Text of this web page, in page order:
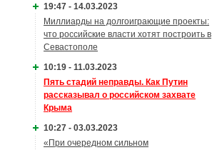
19:47 - 14.03.2023
Миллиарды на долгоиграющие проекты:
что российские власти хотят построить в
Севастополе
10:19 - 11.03.2023
Пять стадий неправды. Как Путин
рассказывал о российском захвате
Крыма
10:27 - 03.03.2023
«При очередном сильном